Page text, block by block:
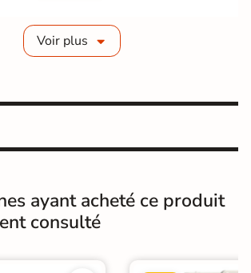
Grès cérame émaillé
GR5 - Ultra-résistant
Oui
rectifié
Mate
Lisse
Voir plus
ayant acheté ce produit
consulté